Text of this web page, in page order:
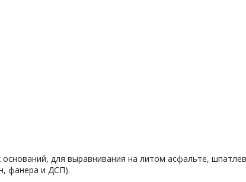
для выравнивания на литом асфальте,
фанера и ДСП).